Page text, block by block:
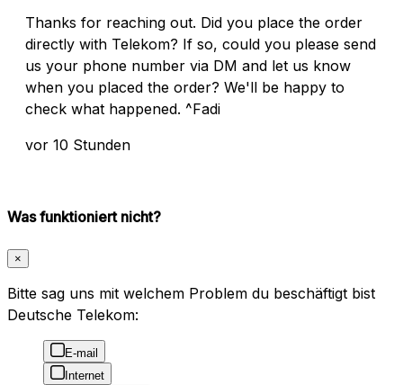
Thanks for reaching out. Did you place the order
directly with Telekom? If so, could you please send
us your phone number via DM and let us know
when you placed the order? We'll be happy to
check what happened. ^Fadi
vor 10 Stunden
Was funktioniert nicht?
×
Bitte sag uns mit welchem Problem du beschäftigt bist
Deutsche Telekom:
E-mail
Internet